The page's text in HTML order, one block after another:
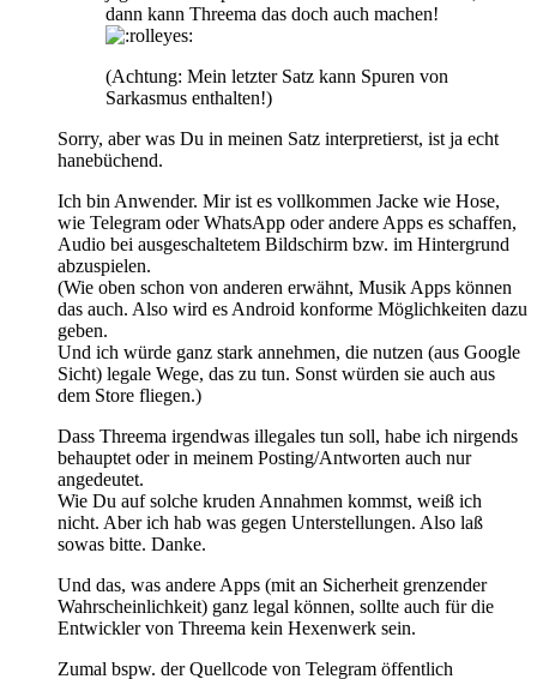
dann kann Threema das doch auch machen!
(Achtung: Mein letzter Satz kann Spuren von
Sarkasmus enthalten!)
Sorry, aber was Du in meinen Satz interpretierst, ist ja echt
hanebüchend.
Ich bin Anwender. Mir ist es vollkommen Jacke wie Hose,
wie Telegram oder WhatsApp oder andere Apps es schaffen,
Audio bei ausgeschaltetem Bildschirm bzw. im Hintergrund
abzuspielen.
(Wie oben schon von anderen erwähnt, Musik Apps können
das auch. Also wird es Android konforme Möglichkeiten dazu
geben.
Und ich würde ganz stark annehmen, die nutzen (aus Google
Sicht) legale Wege, das zu tun. Sonst würden sie auch aus
dem Store fliegen.)
Dass Threema irgendwas illegales tun soll, habe ich nirgends
behauptet oder in meinem Posting/Antworten auch nur
angedeutet.
Wie Du auf solche kruden Annahmen kommst, weiß ich
nicht. Aber ich hab was gegen Unterstellungen. Also laß
sowas bitte. Danke.
Und das, was andere Apps (mit an Sicherheit grenzender
Wahrscheinlichkeit) ganz legal können, sollte auch für die
Entwickler von Threema kein Hexenwerk sein.
Zumal bspw. der Quellcode von Telegram öffentlich